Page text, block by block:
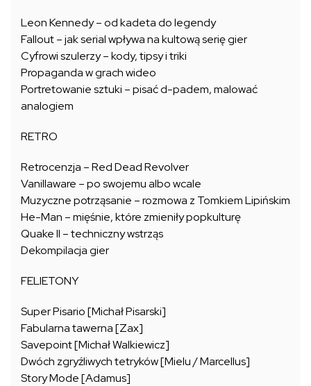
Leon Kennedy – od kadeta do legendy
Fallout – jak serial wpływa na kultową serię gier
Cyfrowi szulerzy – kody, tipsy i triki
Propaganda w grach wideo
Portretowanie sztuki – pisać d-padem, malować
analogiem
RETRO
Retrocenzja – Red Dead Revolver
Vanillaware – po swojemu albo wcale
Muzyczne potrząsanie – rozmowa z Tomkiem Lipińskim
He-Man – mięśnie, które zmieniły popkulturę
Quake II – techniczny wstrząs
Dekompilacja gier
FELIETONY
Super Pisario [Michał Pisarski]
Fabularna tawerna [Zax]
Savepoint [Michał Walkiewicz]
Dwóch zgryźliwych tetryków [Mielu / Marcellus]
Story Mode [Adamus]